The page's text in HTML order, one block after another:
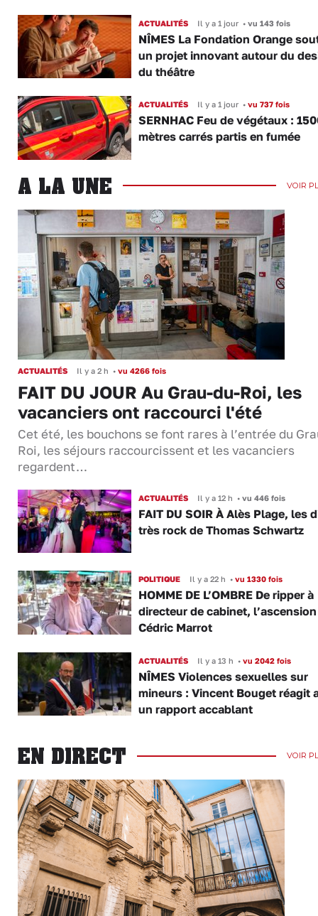
ACTUALITÉS Il y a 1 jour •vu 143 fois
NÎMES La Fondation Orange
un projet innovant autour du
du théâtre
ACTUALITÉS Il y a 1 jour •vu 737 fois
SERNHAC Feu de végétaux :
mètres carrés partis en fumée
A LA UNE VOIR
ACTUALITÉS Il y a 2 h • vu 4266 fois
FAIT DU JOUR Au Grau-du-Roi, les
vacanciers ont raccourci l'été
Cet été, les bouchons se font rares à l’entrée du
Roi, les séjours raccourcissent et les vacanciers
regardent…
ACTUALITÉS Il y a 12 h •vu 446 fois
FAIT DU SOIR À Alès Plage, les
très rock de Thomas Schwartz
POLITIQUE Il y a 22 h •vu 1330 fois
HOMME DE L’OMBRE De ripper à
directeur de cabinet,
Cédric Marrot
ACTUALITÉS Il y a 13 h •vu 2042 fois
NÎMES Violences sexuelles sur
mineurs : Vincent Bouget réagit
un rapport accablant
EN DIRECT VOIR